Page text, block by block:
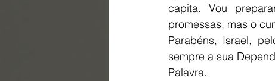
capita. Vou
promessas, mas o
Parabéns, Israel,
sempre a sua
Palavra.